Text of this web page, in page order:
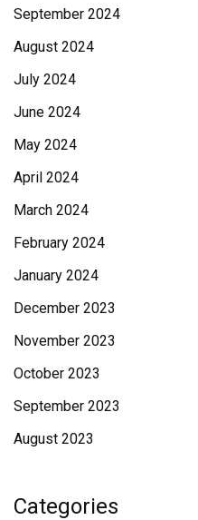
September 2024
August 2024
July 2024
June 2024
May 2024
April 2024
March 2024
February 2024
January 2024
December 2023
November 2023
October 2023
September 2023
August 2023
Categories